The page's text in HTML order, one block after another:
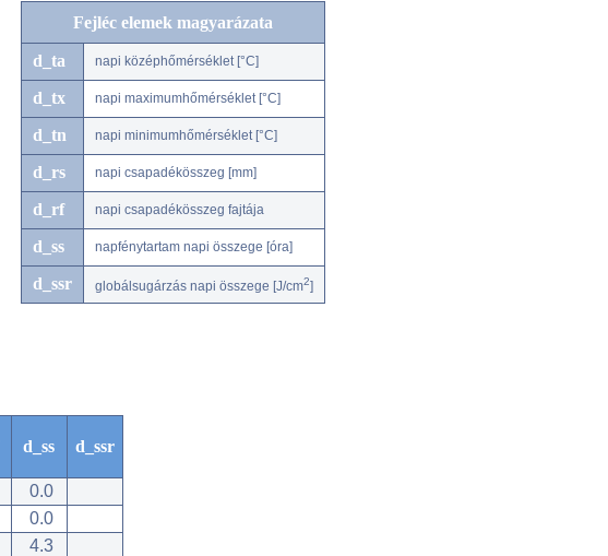
Fejléc elemek magyarázata
d_ta napi középhőmérséklet [°C]
d_tx napi maximumhőmérséklet [°C]
d_tn napi minimumhőmérséklet [°C]
d_rs napi csapadékösszeg [mm]
d_rf napi csapadékösszeg fajtája
d_ss napfénytartam napi összege [óra]
d_ssr globálsugárzás napi összege [J/cm2]
d_ss d_ssr
0.0
0.0
4.3